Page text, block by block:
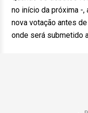
no início da próxima -,
nova votação antes
onde será submetido